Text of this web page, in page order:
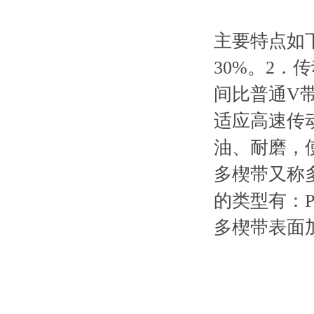
主要特点如
30%。2．
间比普通V
适应高速传
油、耐磨，
多楔带又称
的类型有：
多楔带表面